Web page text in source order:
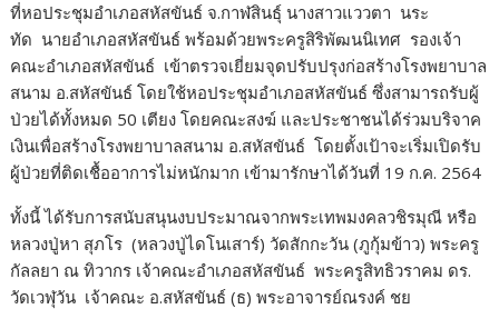
ที่หอประชุมอำเภอสหัสขันธ์ จ.กาฬสินธุ์ นางสาวแววตา นระ
ทัด นายอำเภอสหัสขันธ์ พร้อมด้วยพระครูสิริพัฒนนิเทศ รองเจ้า
คณะอำเภอสหัสขันธ์ เข้าตรวจเยี่ยมจุดปรับปรุงก่อสร้างโรงพยาบาล
สนาม อ.สหัสขันธ์ โดยใช้หอประชุมอำเภอสหัสขันธ์ ซึ่งสามารถรับผู้
ป่วยได้ทั้งหมด 50 เตียง โดยคณะสงฆ์ และประชาชนได้ร่วมบริจาค
เงินเพื่อสร้างโรงพยาบาลสนาม อ.สหัสขันธ์ โดยตั้งเป้าจะเริ่มเปิดรับ
ผู้ป่วยที่ติดเชื้ออาการไม่หนักมาก เข้ามารักษาได้วันที่ 19 ก.ค. 2564
ทั้งนี้ ได้รับการสนับสนุนงบประมาณจากพระเทพมงคลวชิรมุณี หรือ
หลวงปู่หา สุภโร (หลวงปู่ไดโนเสาร์) วัดสักกะวัน (ภูกุ้มข้าว) พระครู
กัลลยา ณ ทิวากร เจ้าคณะอำเภอสหัสขันธ์ พระครูสิทธิวราคม ดร.
วัดเวฬุวัน เจ้าคณะ อ.สหัสขันธ์ (ธ) พระอาจารย์ณรงค์ ชย